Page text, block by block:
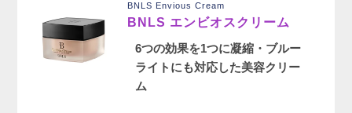
BNLS Envious Cream
BNLS エンビオスクリーム
6つの効果を1つに凝縮・ブルー
ライトにも対応した美容クリー
ム